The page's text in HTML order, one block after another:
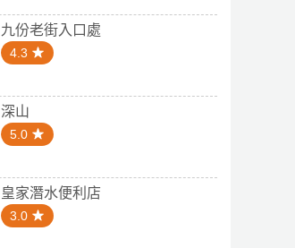
九份老街入口處
4.3
深山
5.0
皇家潛水便利店
3.0